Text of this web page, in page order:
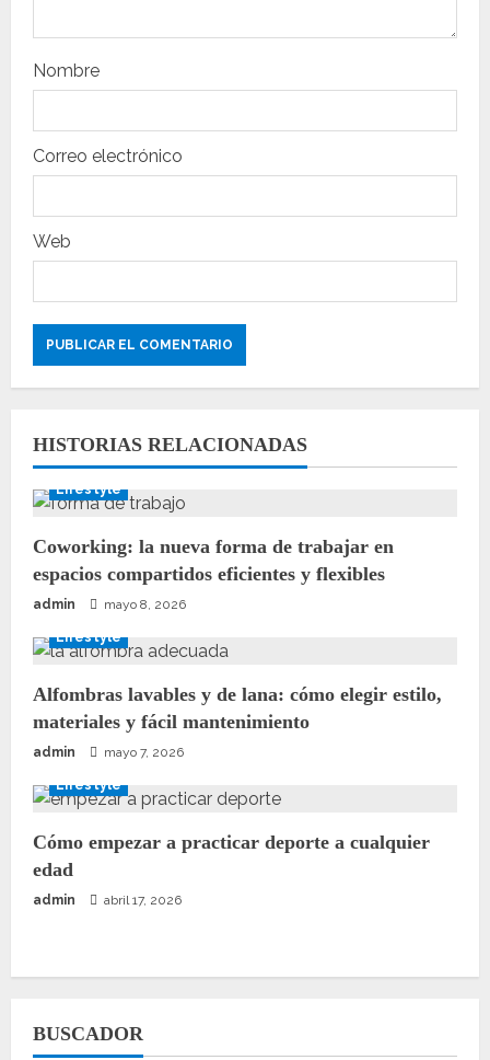
r
a
d
s
Nombre
Correo electrónico
Web
HISTORIAS RELACIONADAS
Lifestyle
Coworking: la nueva forma de trabajar en
espacios compartidos eficientes y flexibles
admin mayo 8, 2026
Lifestyle
Alfombras lavables y de lana: cómo elegir estilo,
materiales y fácil mantenimiento
admin mayo 7, 2026
Lifestyle
Cómo empezar a practicar deporte a cualquier
edad
admin abril 17, 2026
BUSCADOR